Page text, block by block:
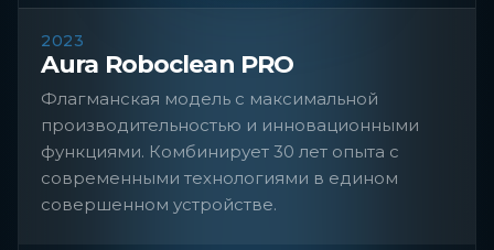
2023
Aura Roboclean PRO
Флагманская модель с максимальной
производительностью и инновационными
функциями. Комбинирует 30 лет опыта с
современными технологиями в едином
совершенном устройстве.